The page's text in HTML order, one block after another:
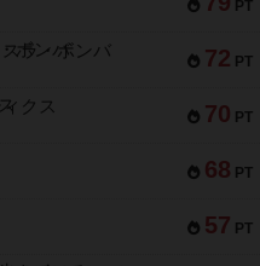
PT
72 PT
ラ・ボンバ
70 PT
クス
68 PT
57 PT